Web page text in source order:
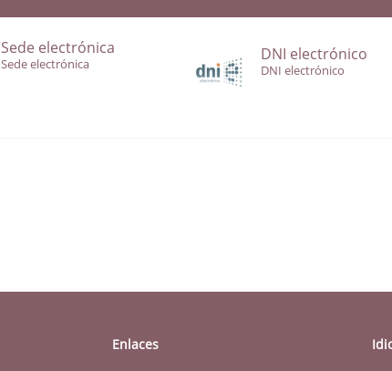
Sede electrónica
Sede electrónica DNI electrónico
DNI electrónico
Enlaces